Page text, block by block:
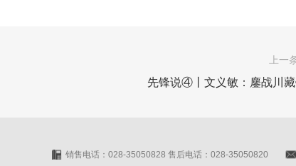
上一
先锋说④丨文义敏：鏖战川
销售电话：028-35050828 售后电话：028-35050820